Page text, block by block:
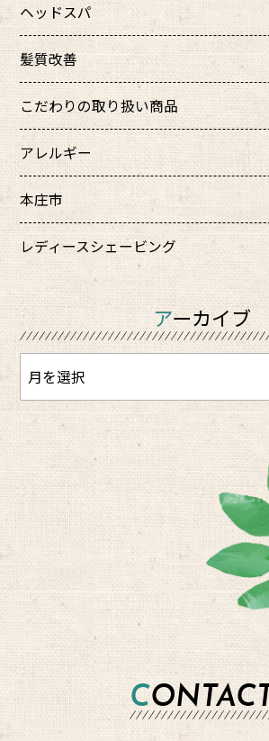
ヘッドスパ
髪質改善
こだわりの取り扱い商品
アレルギー
本庄市
レディースシェービング
アーカイブ
CONTACT